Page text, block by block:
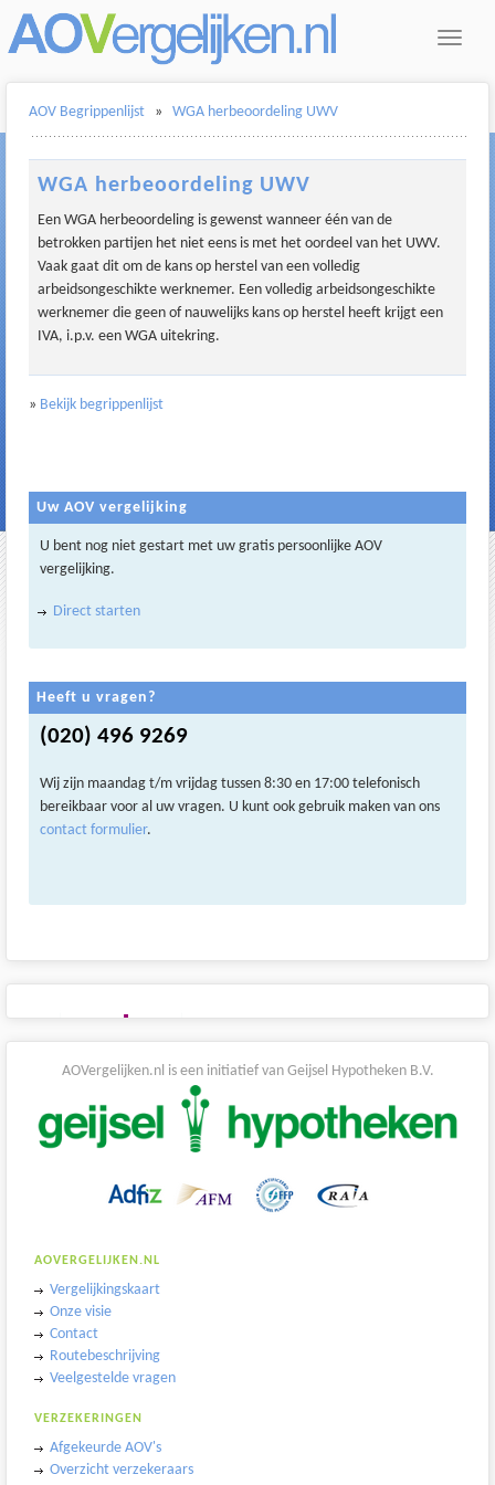
Toggle
AOV Begrippenlijst » WGA herbeoordeling UWV
WGA herbeoordeling UWV
Een WGA herbeoordeling is gewenst wanneer één van de
betrokken partijen het niet eens is met het oordeel van het UWV.
Vaak gaat dit om de kans op herstel van een volledig
arbeidsongeschikte werknemer. Een volledig arbeidsongeschikte
werknemer die geen of nauwelijks kans op herstel heeft krijgt een
IVA, i.p.v. een WGA uitekring.
» Bekijk begrippenlijst
Uw AOV vergelijking
U bent nog niet gestart met uw gratis persoonlijke AOV
vergelijking.
Direct starten
Heeft u vragen?
(020) 496 9269
Wij zijn maandag t/m vrijdag tussen 8:30 en 17:00 telefonisch
bereikbaar voor al uw vragen. U kunt ook gebruik maken van ons
contact formulier.
AOVergelijken.nl is een initiatief van Geijsel Hypotheken B.V.
AOVERGELIJKEN.NL
Vergelijkingskaart
Onze visie
Contact
Routebeschrijving
Veelgestelde vragen
VERZEKERINGEN
Afgekeurde AOV's
Overzicht verzekeraars